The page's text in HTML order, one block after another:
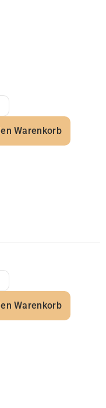
Warenkorb
Warenkorb